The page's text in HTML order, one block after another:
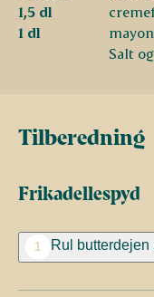
1,5 dl
1 dl
Salt
Tilberedning
Frikadellespyd
1 Rul butterdejen